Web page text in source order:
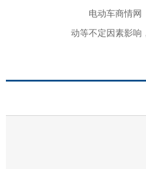
电动车商情网
动等不定因素影响